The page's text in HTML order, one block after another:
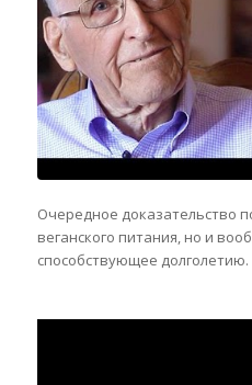
Очередное доказательство
веганского питания, но и
способствующее долголетию.